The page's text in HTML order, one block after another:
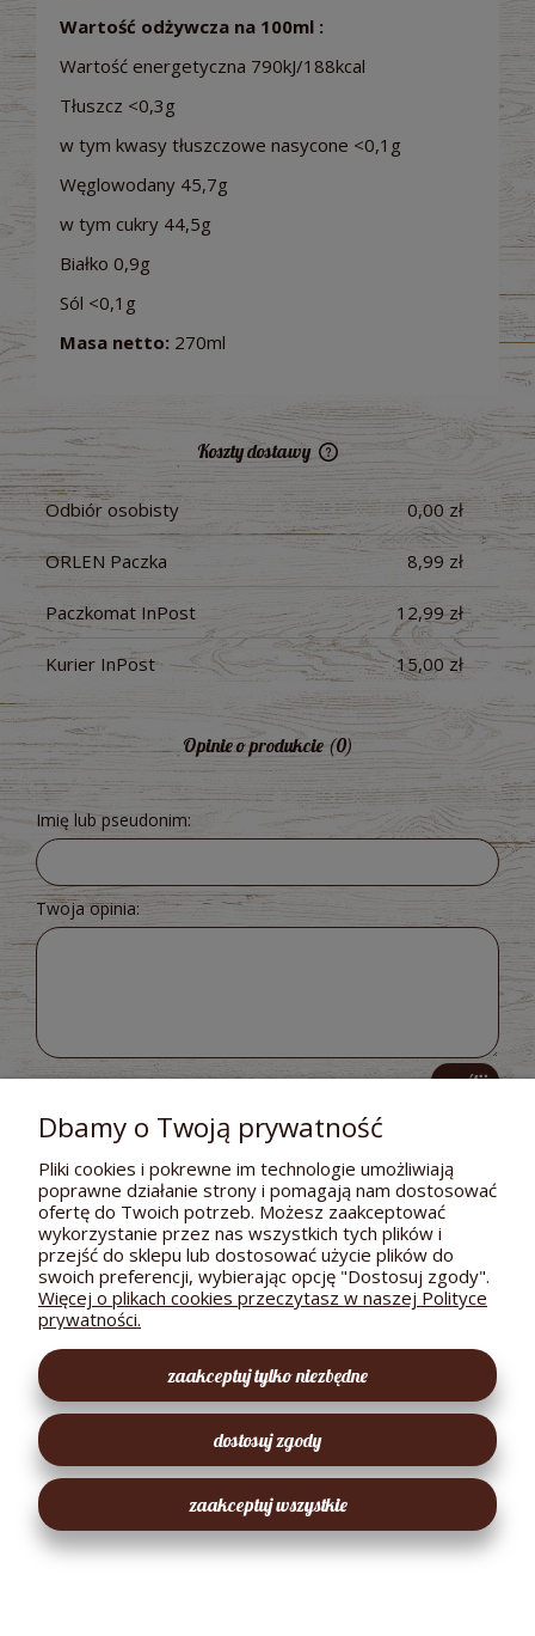
Wartość odżywcza na 100ml :
Wartość energetyczna 790kJ/188kcal
Tłuszcz <0,3g
w tym kwasy tłuszczowe nasycone <0,1g
Węglowodany 45,7g
w tym cukry 44,5g
Białko 0,9g
Sól <0,1g
Masa netto: 270ml
Koszty dostawy
Cena nie zawiera ewentualnych kosztów płatności
Odbiór osobisty 0,00 zł
ORLEN Paczka 8,99 zł
Paczkomat InPost 12,99 zł
Kurier InPost 15,00 zł
Opinie o produkcie (0)
Imię lub pseudonim:
Twoja opinia:
wyślij
POMOC
DOSTAWA I PŁATNOŚCI
MOJE KONTO
GWARANCJA I ZWROTY
EKOLOGICZNY SKLEPIK
Dbamy o Twoją prywatność
Pliki cookies i pokrewne im technologie umożliwiają
poprawne działanie strony i pomagają nam dostosować
ofertę do Twoich potrzeb. Możesz zaakceptować
wykorzystanie przez nas wszystkich tych plików i
przejść do sklepu lub dostosować użycie plików do
swoich preferencji, wybierając opcję "Dostosuj zgody".
Więcej o plikach cookies przeczytasz w naszej Polityce
prywatności.
zaakceptuj tylko niezbędne
dostosuj zgody
zaakceptuj wszystkie